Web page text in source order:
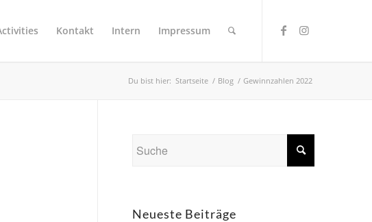
Kontakt Intern Impressum
Du bist hier: Startseite / Blog / Gewinnzahlen 2022
Neueste Beiträge